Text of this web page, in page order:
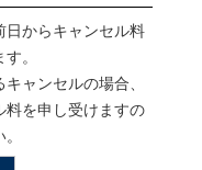
日からキャンセル料
。
ャンセルの場合、
料を申し受けますの